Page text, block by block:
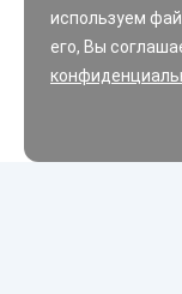
используем
его, Вы